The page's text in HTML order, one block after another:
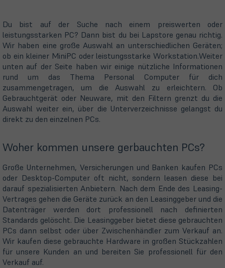
Du bist auf der Suche nach einem preiswerten oder
leistungsstarken PC? Dann bist du bei Lapstore genau richtig.
Wir haben eine große Auswahl an unterschiedlichen Geräten;
ob ein kleiner MiniPC oder leistungsstarke Workstation.Weiter
unten auf der Seite haben wir einige nützliche Informationen
rund um das Thema Personal Computer für dich
zusammengetragen, um die Auswahl zu erleichtern. Ob
Gebrauchtgerät oder Neuware, mit den Filtern grenzt du die
Auswahl weiter ein, über die Unterverzeichnisse gelangst du
direkt zu den einzelnen PCs.
Woher kommen unsere gerbauchten PCs?
Große Unternehmen, Versicherungen und Banken kaufen PCs
oder Desktop-Computer oft nicht, sondern leasen diese bei
darauf spezialisierten Anbietern. Nach dem Ende des Leasing-
Vertrages gehen die Geräte zurück an den Leasinggeber und die
Datenträger werden dort professionell nach definierten
Standards gelöscht. Die Leasinggeber bietet diese gebrauchten
PCs dann selbst oder über Zwischenhändler zum Verkauf an.
Wir kaufen diese gebrauchte Hardware in großen Stückzahlen
für unsere Kunden an und bereiten Sie professionell für den
Verkauf auf.